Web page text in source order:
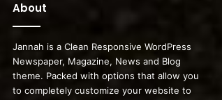
About
Jannah is a Clean Responsive WordPress
Newspaper, Magazine, News and Blog
theme. Packed with options that allow you
to completely customize your website to